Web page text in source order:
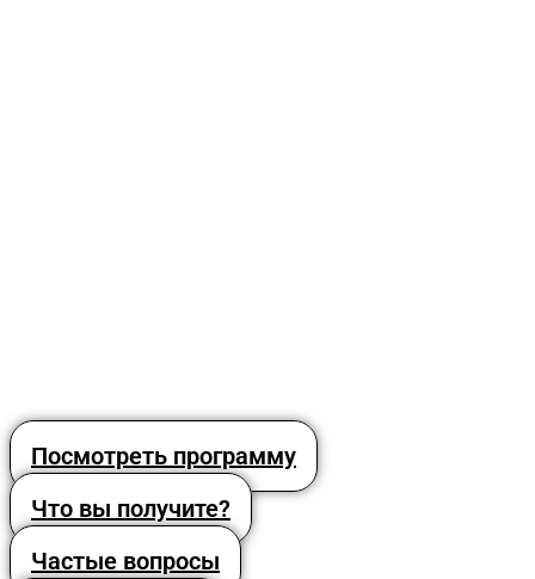
Посмотреть программу
Что вы получите?
Частые вопросы